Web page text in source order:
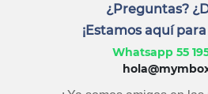
¿Preguntas?
¡Estamos aquí
Whatsapp 55